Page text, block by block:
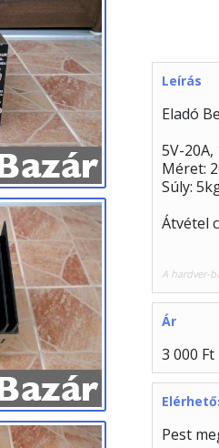
Leírás
Eladó
5V-20A,
Méret:
Súly:
Átvétel
A hardver-
Ár
3 000 Ft
Pest